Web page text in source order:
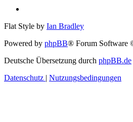
Flat Style by Ian Bradley
Powered by phpBB® Forum Software
Deutsche Übersetzung durch phpBB.de
Datenschutz | Nutzungsbedingungen